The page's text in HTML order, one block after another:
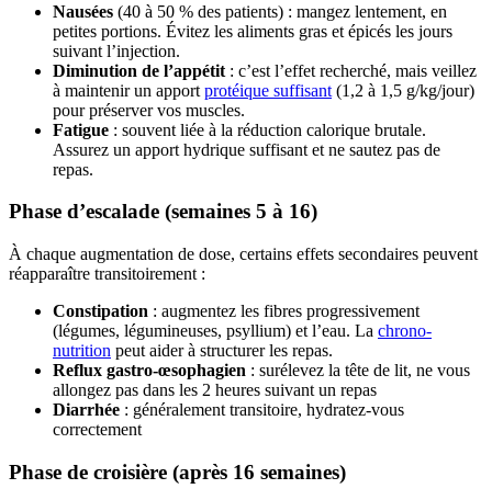
Nausées (40 à 50 % des patients) : mangez lentement, en
petites portions. Évitez les aliments gras et épicés les jours
suivant l’injection.
Diminution de l’appétit : c’est l’effet recherché, mais veillez
à maintenir un apport protéique suffisant (1,2 à 1,5 g/kg/jour)
pour préserver vos muscles.
Fatigue : souvent liée à la réduction calorique brutale.
Assurez un apport hydrique suffisant et ne sautez pas de
repas.
Phase d’escalade (semaines 5 à 16)
À chaque augmentation de dose, certains effets secondaires peuvent
réapparaître transitoirement :
Constipation : augmentez les fibres progressivement
(légumes, légumineuses, psyllium) et l’eau. La chrono-
nutrition peut aider à structurer les repas.
Reflux gastro-œsophagien : surélevez la tête de lit, ne vous
allongez pas dans les 2 heures suivant un repas
Diarrhée : généralement transitoire, hydratez-vous
correctement
Phase de croisière (après 16 semaines)